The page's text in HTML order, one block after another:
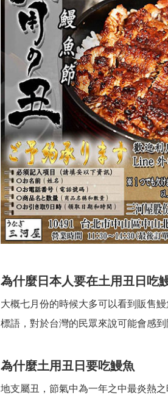
為什麼日本人要在土用丑日吃
大概七月份的時候大多可以看到販售
標語，對於台灣的民眾來說可能會感
為什麼土用丑日要吃鰻魚
地支屬丑，節氣中為一年之中最炎熱